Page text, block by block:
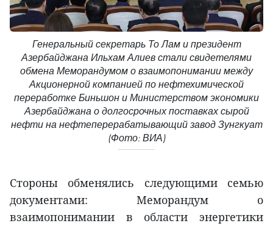
Генеральный секретарь То Лам и президент
Азербайджана Ильхам Алиев стали свидетелями
обмена Меморандумом о взаимопонимании между
Акционерной компанией по нефтехимической
переработке Биньшон и Министерством экономики
Азербайджана о долгосрочных поставках сырой
нефти на нефтеперерабатывающий завод Зунгкуат
(Фото: ВИА)
Стороны обменялись следующими семью
документами: Меморандум о
взаимопонимании в области энергетики